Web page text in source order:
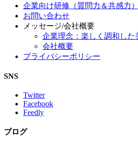
企業向け研修（質問力＆共感力）
お問い合わせ
メッセージ/会社概要
企業理念：楽しく調和した
会社概要
プライバシーポリシー
SNS
Twitter
Facebook
Feedly
ブログ